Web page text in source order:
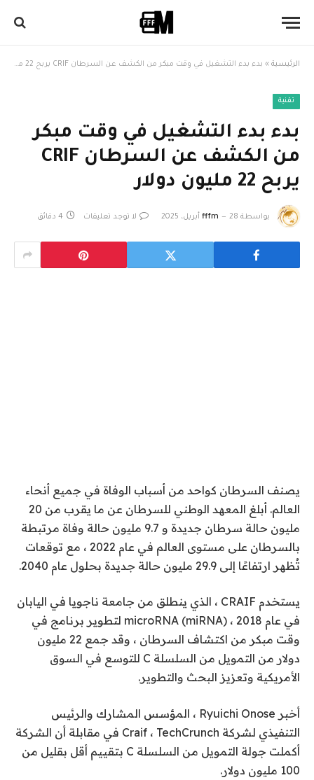
الرئيسية » بدء بدء التشغيل في وقت مبكر من الكشف عن السرطان CRIF يربح 22 مليون دولار
تقنية
بدء بدء التشغيل في وقت مبكر
من الكشف عن السرطان CRIF
يربح 22 مليون دولار
بواسطة fffm 28 أبريل، 2025 لا توجد تعليقات 4 دقائق
يصنف السرطان كواحد من أسباب الوفاة في جميع أنحاء
العالم. أبلغ المعهد الوطني للسرطان عن ما يقرب من 20
مليون حالة سرطان جديدة و 9.7 مليون حالة وفاة مرتبطة
بالسرطان على مستوى العالم في عام 2022 ، مع توقعات
تُظهر ارتفاعًا إلى 29.9 مليون حالة جديدة بحلول عام 2040.
يستخدم CRAIF ، الذي ينطلق من جامعة ناجويا في اليابان
في عام 2018 ، microRNA (miRNA) لتطوير برنامج في
وقت مبكر من اكتشاف السرطان ، وقد جمع 22 مليون
دولار من التمويل من السلسلة C للتوسع في السوق
الأمريكية وتعزيز البحث والتطوير.
أخبر Ryuichi Onose ، المؤسس المشارك والرئيس
التنفيذي لشركة Craif ، TechCrunch في مقابلة أن الشركة
أكملت جولة التمويل من السلسلة C بتقييم أقل بقليل من
100 مليون دولار.